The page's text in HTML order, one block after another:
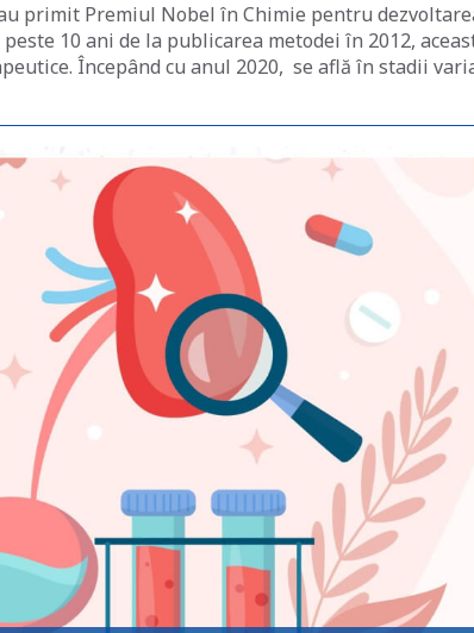
primit Premiul Nobel în Chimie pentru
10 ani de la publicarea metodei în 2012,
Începând cu anul 2020, se află în stadii